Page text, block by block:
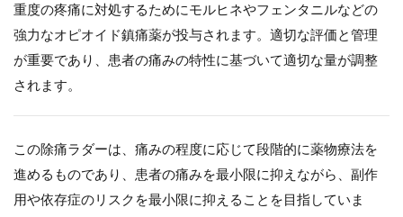
重度の疼痛に対処するためにモルヒネやフェンタニルなどの
強力なオピオイド鎮痛薬が投与されます。適切な評価と管理
が重要であり、患者の痛みの特性に基づいて適切な量が調整
されます。
この除痛ラダーは、痛みの程度に応じて段階的に薬物療法を
進めるものであり、患者の痛みを最小限に抑えながら、副作
用や依存症のリスクを最小限に抑えることを目指していま